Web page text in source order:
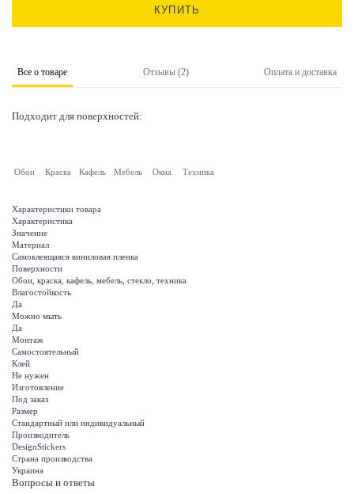
КУПИТЬ
Все о товаре Отзывы (2) Оплата и доставка
Подходит для поверхностей:
Обои Краска Кафель Мебель Окна Техника
Характеристики товара
Характеристика
Значение
Материал
Самоклеящаяся виниловая пленка
Поверхности
Обои, краска, кафель, мебель, стекло, техника
Влагостойкость
Да
Можно мыть
Да
Монтаж
Самостоятельный
Клей
Не нужен
Изготовление
Под заказ
Размер
Стандартный или индивидуальный
Производитель
DesignStickers
Страна производства
Украина
Вопросы и ответы